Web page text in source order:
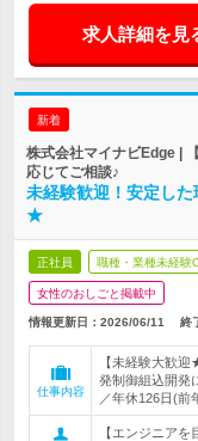
求人詳細を見
新着
株式会社マイナビEdge |
応じてご相談♪
未経験歓迎！安定し
★
正社員 職種・業種未経験
女性のおしごと掲載中
情報更新日：2026/06/11 終
仕事内容
【未経験大歓
発制御組込開発
／年休126日(前
【エンジニア